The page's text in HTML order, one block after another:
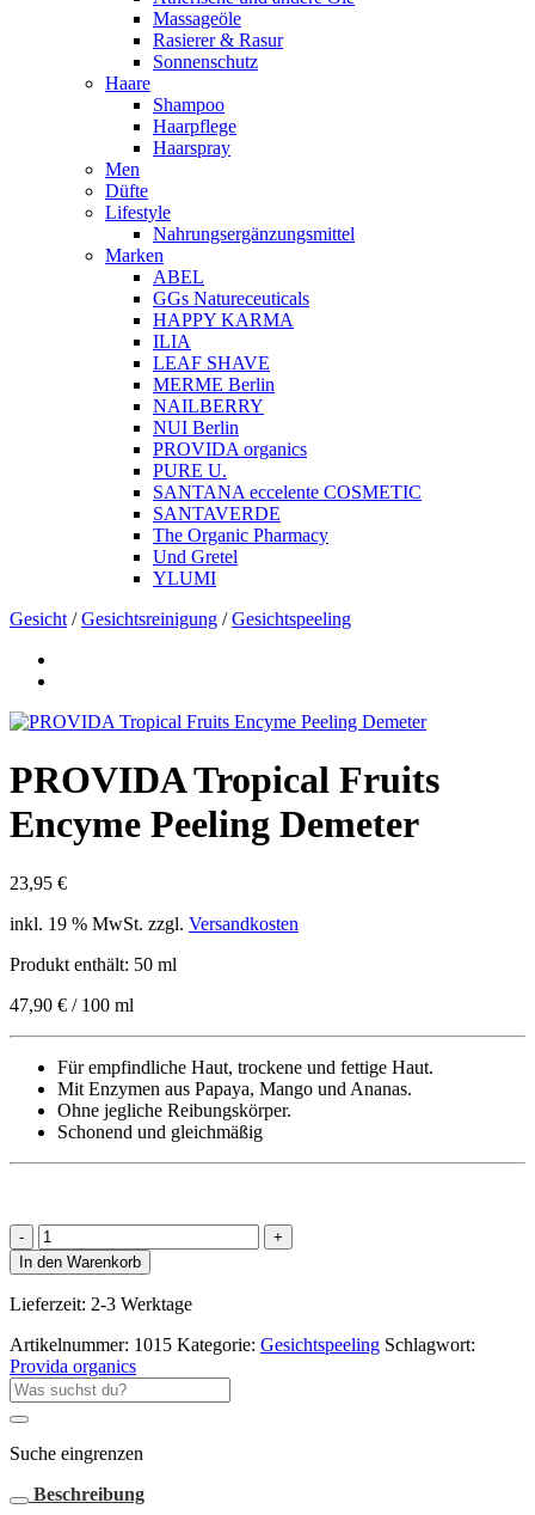
Massageöle
Rasierer & Rasur
Sonnenschutz
Haare
Shampoo
Haarpflege
Haarspray
Men
Düfte
Lifestyle
Nahrungsergänzungsmittel
Marken
ABEL
GGs Natureceuticals
HAPPY KARMA
ILIA
LEAF SHAVE
MERME Berlin
NAILBERRY
NUI Berlin
PROVIDA organics
PURE U.
SANTANA eccelente COSMETIC
SANTAVERDE
The Organic Pharmacy
Und Gretel
YLUMI
Gesicht / Gesichtsreinigung / Gesichtspeeling
PROVIDA Tropical Fruits
Encyme Peeling Demeter
23,95 €
inkl. 19 % MwSt. zzgl. Versandkosten
Produkt enthält: 50 ml
47,90 € / 100 ml
Für empfindliche Haut, trockene und fettige Haut.
Mit Enzymen aus Papaya, Mango und Ananas.
Ohne jegliche Reibungskörper.
Schonend und gleichmäßig
PROVIDA
Tropical
Fruits
Encyme
Demeter
Menge
In den Warenkorb
Lieferzeit: 2-3 Werktage
Artikelnummer: 1015 Kategorie: Gesichtspeeling Schlagwort:
Provida organics
Suche
nach:
Suche eingrenzen
Beschreibung